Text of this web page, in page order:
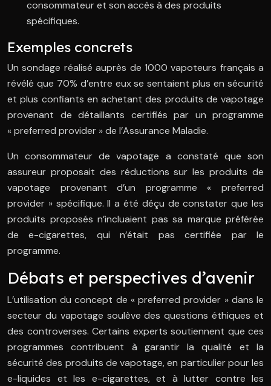
consommateur et son accès à des produits
spécifiques.
Exemples concrets
Un sondage réalisé auprès de 1000 vapoteurs français a
révélé que 70% d’entre eux se sentaient plus en sécurité
et plus confiants en achetant des produits de vapotage
provenant de détaillants certifiés par un programme
« preferred provider » de l’Assurance Maladie.
Un consommateur de vapotage a constaté que son
assureur proposait des réductions sur les produits de
vapotage provenant d’un programme « preferred
provider » spécifique. Il a été déçu de constater que les
produits proposés n’incluaient pas sa marque préférée
de e-cigarettes, qui n’était pas certifiée par le
programme.
Débats et perspectives d’avenir
L’utilisation du concept de « preferred provider » dans le
secteur du vapotage soulève des questions éthiques et
des controverses. Certains experts soutiennent que ces
programmes contribuent à garantir la qualité et la
sécurité des produits de vapotage, en particulier pour les
e-liquides et les e-cigarettes, et à lutter contre les